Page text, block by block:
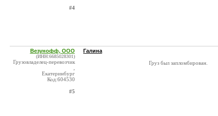
#4
Везунофф, ООО
(ИНН:6685028301)
Грузовладелец-перевозчик
Екатеринбург
Код:604530
#5
Галина
Груз был запломбирован.